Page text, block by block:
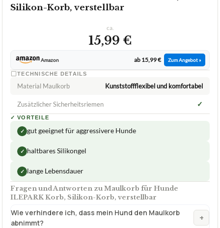
Silikon-Korb, verstellbar
ca.
15,99 €
Amazon ab 15,99 € Zum Angebot »
TECHNISCHE DETAILS
Material Maulkorb Kunststoffflexibel und komfortabel
Zusätzlicher Sicherheitsriemen ✓
✓ VORTEILE
✓ gut geeignet für aggressivere Hunde
✓ haltbares Silikongel
✓ lange Lebensdauer
Fragen und Antworten zu Maulkorb für Hunde
ILEPARK Korb, Silikon-Korb, verstellbar
Wie verhindere ich, dass mein Hund den Maulkorb
abnimmt?
+